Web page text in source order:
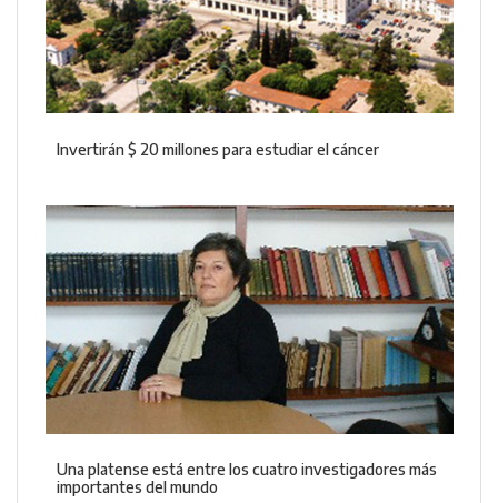
Invertirán $ 20 millones para estudiar el cáncer
Una platense está entre los cuatro investigadores más
importantes del mundo